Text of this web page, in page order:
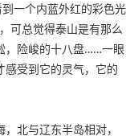
一个内蓝外红的彩色光
可总觉得泰山是有那么
，险峻的十八盘……一眼
受到它的灵气，它的
北与辽东半岛相对，